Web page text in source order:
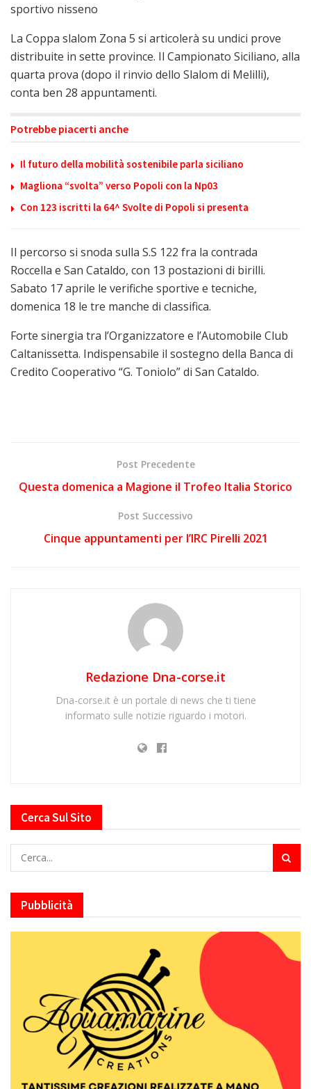
sportivo nisseno
La Coppa slalom Zona 5 si articolerà su undici prove
distribuite in sette province. Il Campionato Siciliano, alla
quarta prova (dopo il rinvio dello Slalom di Melilli),
conta ben 28 appuntamenti.
Potrebbe piacerti anche
Il futuro della mobilità sostenibile parla siciliano
Magliona “svolta” verso Popoli con la Np03
Con 123 iscritti la 64^ Svolte di Popoli si presenta
Il percorso si snoda sulla S.S 122 fra la contrada
Roccella e San Cataldo, con 13 postazioni di birilli.
Sabato 17 aprile le verifiche sportive e tecniche,
domenica 18 le tre manche di classifica.
Forte sinergia tra l’Organizzatore e l’Automobile Club
Caltanissetta. Indispensabile il sostegno della Banca di
Credito Cooperativo “G. Toniolo” di San Cataldo.
Post Precedente
Questa domenica a Magione il Trofeo Italia Storico
Post Successivo
Cinque appuntamenti per l’IRC Pirelli 2021
Redazione Dna-corse.it
Dna-corse.it è un portale di news che ti tiene
informato sulle notizie riguardo i motori.
Cerca Sul Sito
Pubblicità